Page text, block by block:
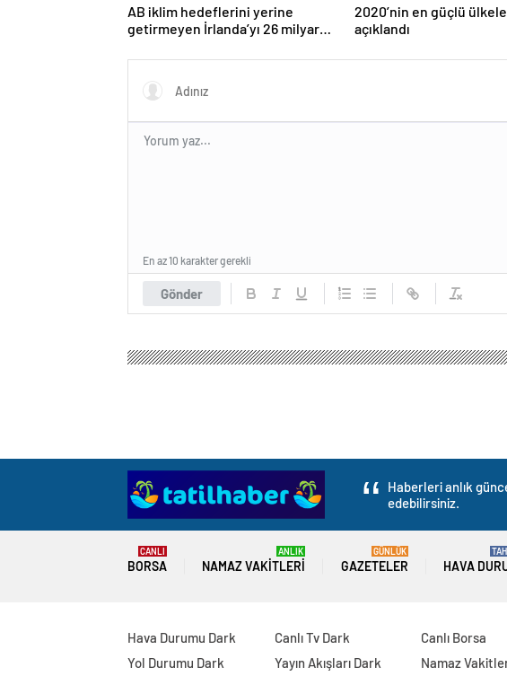
AB iklim hedeflerini yerine
getirmeyen İrlanda’yı 26 milyar
2020’nin en güçlü
açıklandı
Gönder
En az 10 karakter gerekli
Haberleri anlık
edebilirsiniz.
BORSA
CANLI
NAMAZ VAKITLERI
ANLIK
GAZETELER
GÜNLÜK
HAVA
Hava Durumu Dark
Yol Durumu Dark
Canlı Tv Dark
Yayın Akışları Dark
Canlı Borsa
Namaz